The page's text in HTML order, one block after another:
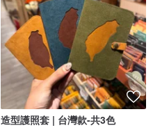
造型護照套 | 台灣款-共3色